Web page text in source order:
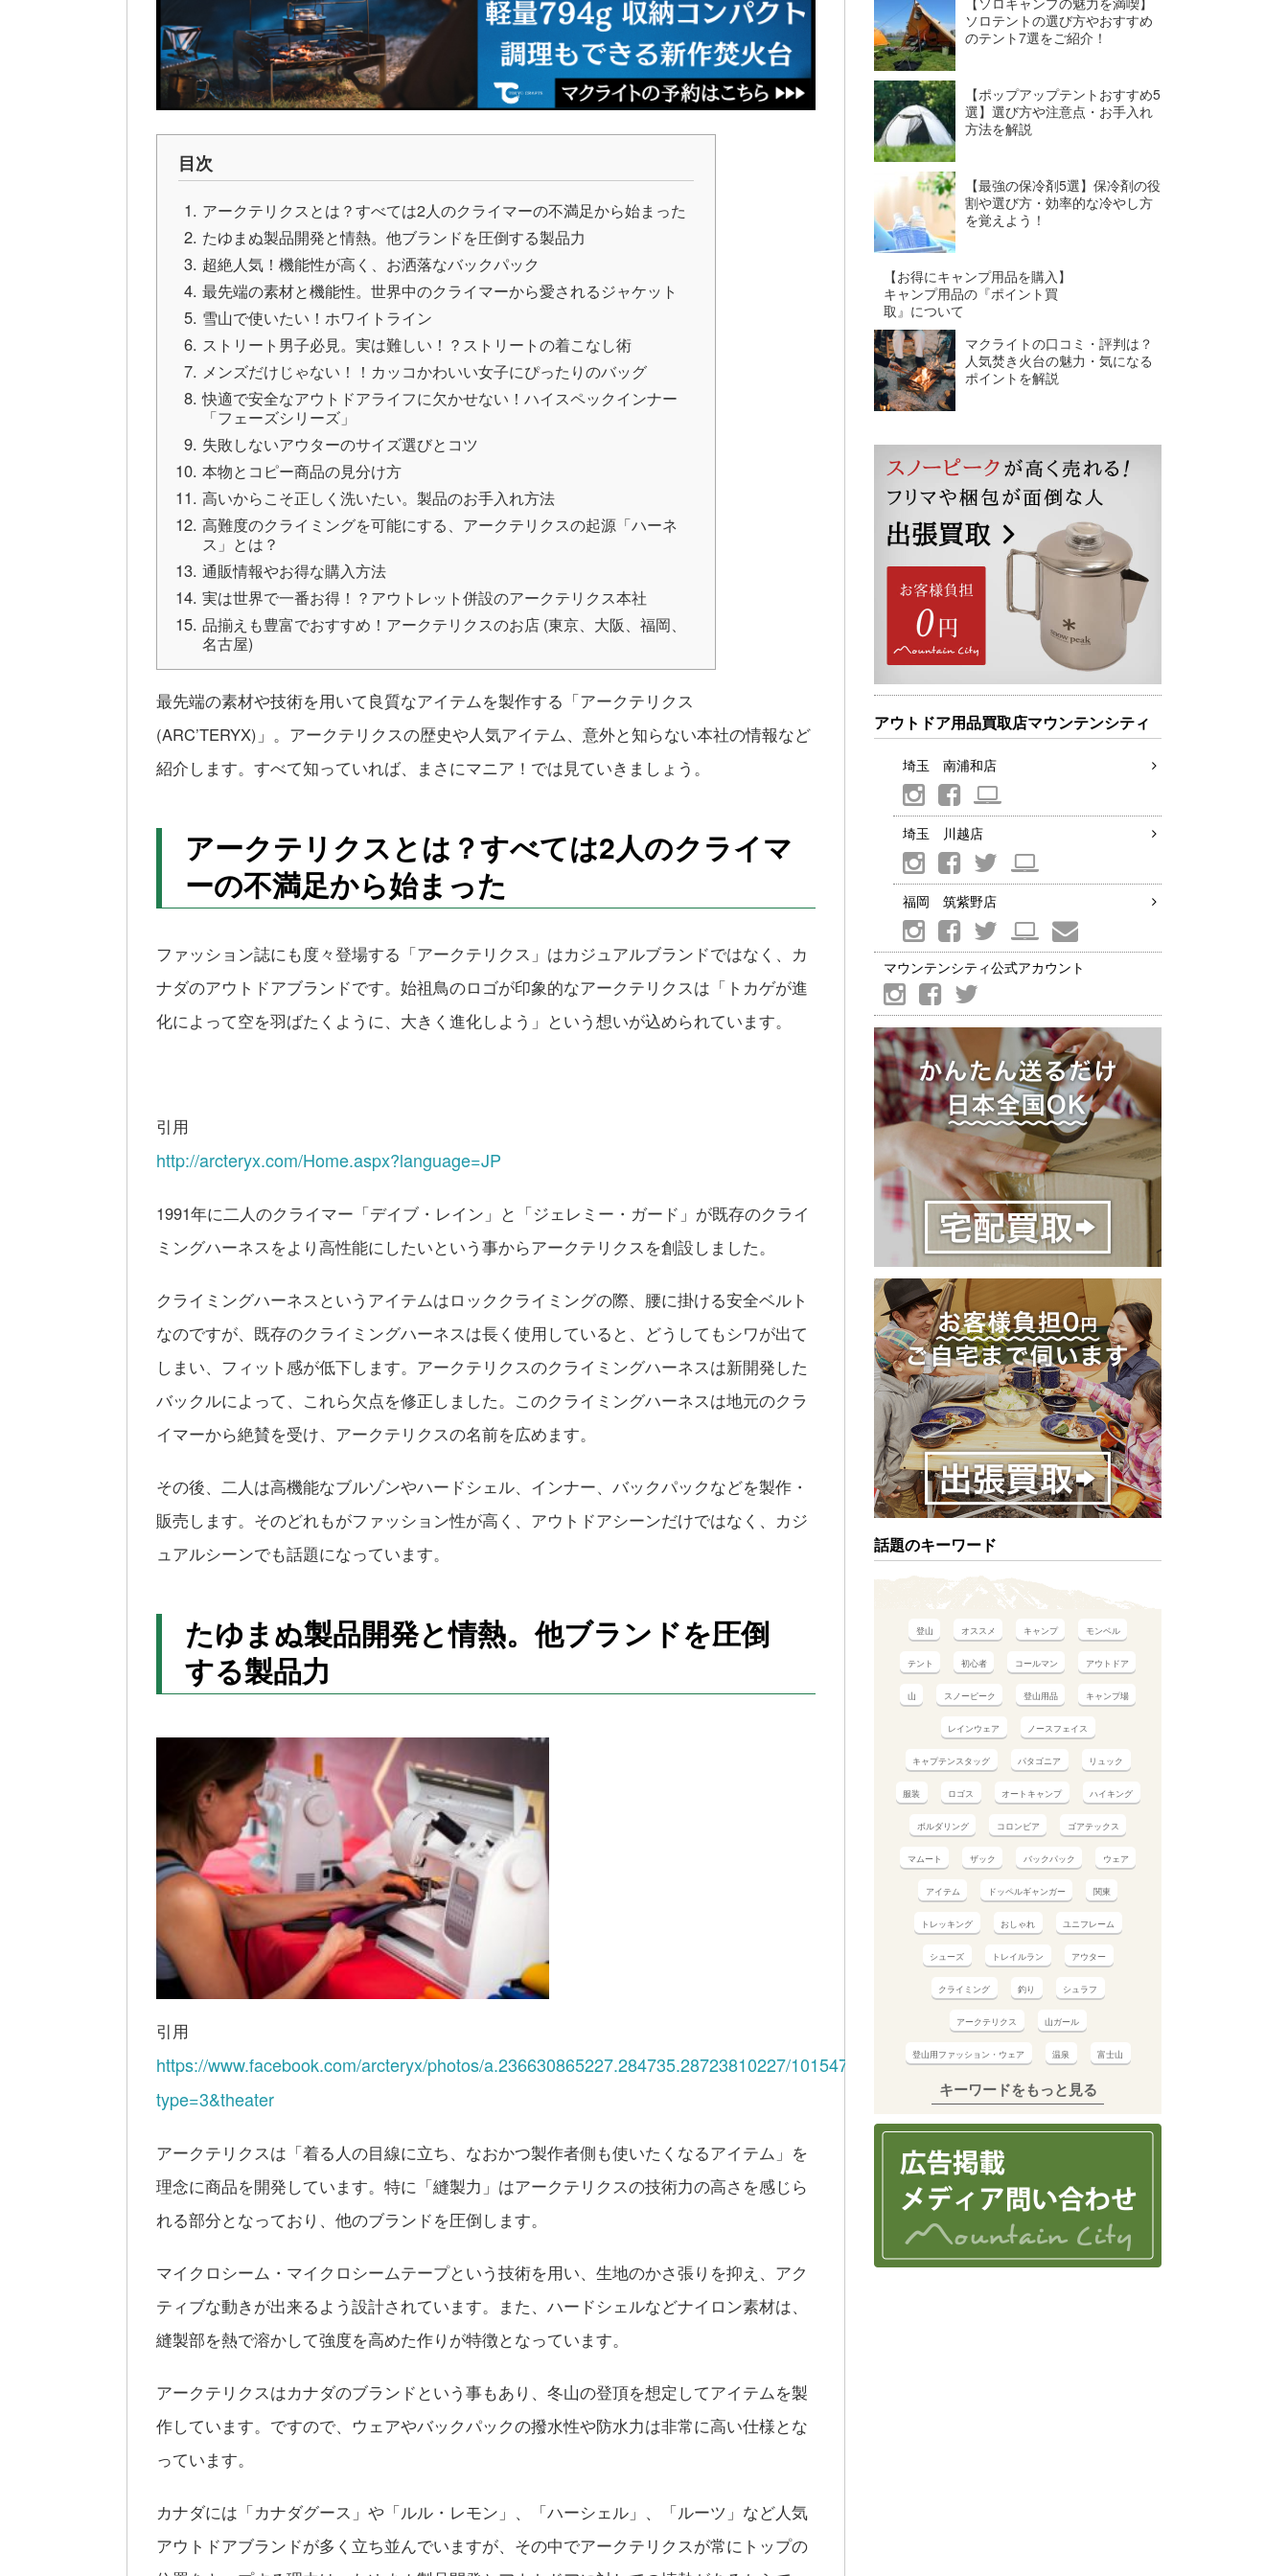
目次
アークテリクスとは？すべては2人のクライマーの不満足から始まった
たゆまぬ製品開発と情熱。他ブランドを圧倒する製品力
超絶人気！機能性が高く、お洒落なバックパック
最先端の素材と機能性。世界中のクライマーから愛されるジャケット
雪山で使いたい！ホワイトライン
ストリート男子必見。実は難しい！？ストリートの着こなし術
メンズだけじゃない！！カッコかわいい女子にぴったりのバッグ
快適で安全なアウトドアライフに欠かせない！ハイスペックインナー
「フェーズシリーズ」
失敗しないアウターのサイズ選びとコツ
本物とコピー商品の見分け方
高いからこそ正しく洗いたい。製品のお手入れ方法
高難度のクライミングを可能にする、アークテリクスの起源「ハーネ
ス」とは？
通販情報やお得な購入方法
実は世界で一番お得！？アウトレット併設のアークテリクス本社
品揃えも豊富でおすすめ！アークテリクスのお店 (東京、大阪、福岡、
名古屋)
最先端の素材や技術を用いて良質なアイテムを製作する「アークテリクス
(ARC’TERYX)」。アークテリクスの歴史や人気アイテム、意外と知らない本社の情報など
紹介します。すべて知っていれば、まさにマニア！では見ていきましょう。
アークテリクスとは？すべては2人のクライマ
ーの不満足から始まった
ファッション誌にも度々登場する「アークテリクス」はカジュアルブランドではなく、カ
ナダのアウトドアブランドです。始祖鳥のロゴが印象的なアークテリクスは「トカゲが進
化によって空を羽ばたくように、大きく進化しよう」という想いが込められています。
引用
http://arcteryx.com/Home.aspx?language=JP
1991年に二人のクライマー「デイブ・レイン」と「ジェレミー・ガード」が既存のクライ
ミングハーネスをより高性能にしたいという事からアークテリクスを創設しました。
クライミングハーネスというアイテムはロッククライミングの際、腰に掛ける安全ベルト
なのですが、既存のクライミングハーネスは長く使用していると、どうしてもシワが出て
しまい、フィット感が低下します。アークテリクスのクライミングハーネスは新開発した
バックルによって、これら欠点を修正しました。このクライミングハーネスは地元のクラ
イマーから絶賛を受け、アークテリクスの名前を広めます。
その後、二人は高機能なブルゾンやハードシェル、インナー、バックパックなどを製作・
販売します。そのどれもがファッション性が高く、アウトドアシーンだけではなく、カジ
ュアルシーンでも話題になっています。
たゆまぬ製品開発と情熱。他ブランドを圧倒
する製品力
引用
https://www.facebook.com/arcteryx/photos/a.236630865227.284735.28723810227/10154769750035228/?
type=3&theater
アークテリクスは「着る人の目線に立ち、なおかつ製作者側も使いたくなるアイテム」を
理念に商品を開発しています。特に「縫製力」はアークテリクスの技術力の高さを感じら
れる部分となっており、他のブランドを圧倒します。
マイクロシーム・マイクロシームテープという技術を用い、生地のかさ張りを抑え、アク
ティブな動きが出来るよう設計されています。また、ハードシェルなどナイロン素材は、
縫製部を熱で溶かして強度を高めた作りが特徴となっています。
アークテリクスはカナダのブランドという事もあり、冬山の登頂を想定してアイテムを製
作しています。ですので、ウェアやバックパックの撥水性や防水力は非常に高い仕様とな
っています。
カナダには「カナダグース」や「ルル・レモン」、「ハーシェル」、「ルーツ」など人気
アウトドアブランドが多く立ち並んでいますが、その中でアークテリクスが常にトップの
ソロテントの選び方やおすすめ
のテント7選をご紹介！
【ポップアップテントおすすめ5
選】選び方や注意点・お手入れ
方法を解説
【最強の保冷剤5選】保冷剤の役
割や選び方・効率的な冷やし方
を覚えよう！
【お得にキャンプ用品を購入】
キャンプ用品の『ポイント買
取』について
マクライトの口コミ・評判は？
人気焚き火台の魅力・気になる
ポイントを解説
アウトドア用品買取店マウンテンシティ
埼玉 南浦和店
埼玉 川越店
福岡 筑紫野店
マウンテンシティ公式アカウント
話題のキーワード
登山 オススメ キャンプ モンベル
テント 初心者 コールマン アウトドア
山 スノーピーク 登山用品 キャンプ場
レインウェア ノースフェイス
キャプテンスタッグ パタゴニア リュック
服装 ロゴス オートキャンプ ハイキング
ボルダリング コロンビア ゴアテックス
マムート ザック バックパック ウェア
アイテム ドッペルギャンガー 関東
トレッキング おしゃれ ユニフレーム
シューズ トレイルラン アウター
クライミング 釣り シュラフ
アークテリクス 山ガール
登山用ファッション・ウェア 温泉 富士山
キーワードをもっと見る